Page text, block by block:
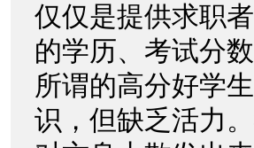
仅仅是提供求职
的学历、考试分
所谓的高分好学
识，但缺乏活力